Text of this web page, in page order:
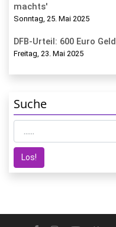
machts'
Sonntag, 25. Mai 2025
DFB-Urteil: 600 Euro
Freitag, 23. Mai 2025
Suche